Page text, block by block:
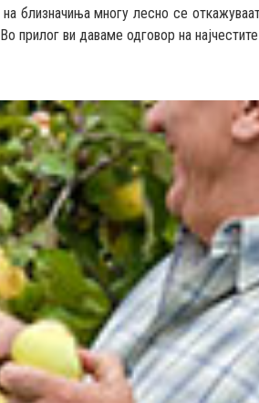
близначиња многу лесно се
ви даваме одговор на